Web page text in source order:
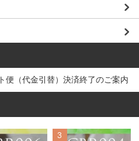
（代金引替）決済終了のご案内
3